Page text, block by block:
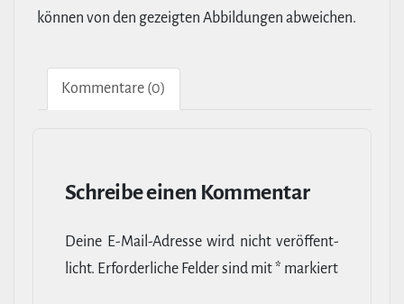
können von den gezeigten Abbildungen abweichen.
Kom­men­tare (0)
Schreibe einen Kommentar
Deine E‑Mail-​Adresse wird nicht ver­öf­fent­
licht. Erfor­der­liche Felder sind mit* markiert